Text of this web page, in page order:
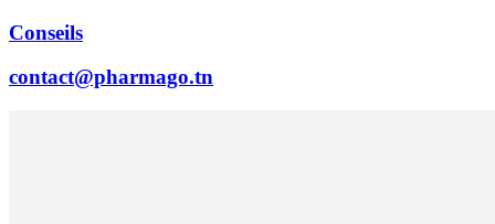
Conseils
contact@pharmago.tn